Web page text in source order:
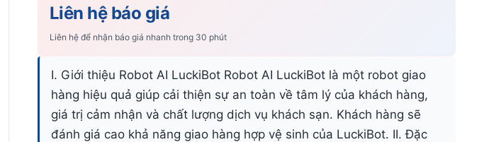
Liên hệ báo giá
Liên hệ để nhận báo giá nhanh trong 30 phút
I. Giới thiệu Robot AI LuckiBot Robot AI LuckiBot là một robot giao
hàng hiệu quả giúp cải thiện sự an toàn về tâm lý của khách hàng,
giá trị cảm nhận và chất lượng dịch vụ khách sạn. Khách hàng sẽ
đánh giá cao khả năng giao hàng hợp vệ sinh của LuckiBot. II. Đặc